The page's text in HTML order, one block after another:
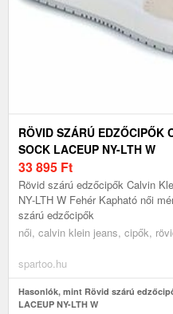
RÖVID SZÁRÚ EDZŐCIPŐK
SOCK LACEUP NY-LTH W
33 895 Ft
Rövid szárú edzőcipők Calvin
NY-LTH W Fehér Kapható női
szárú edzőcipők
női, calvin klein jeans, cipők,
spartoo.hu
Hasonlók, mint Rövid szárú
LACEUP NY-LTH W